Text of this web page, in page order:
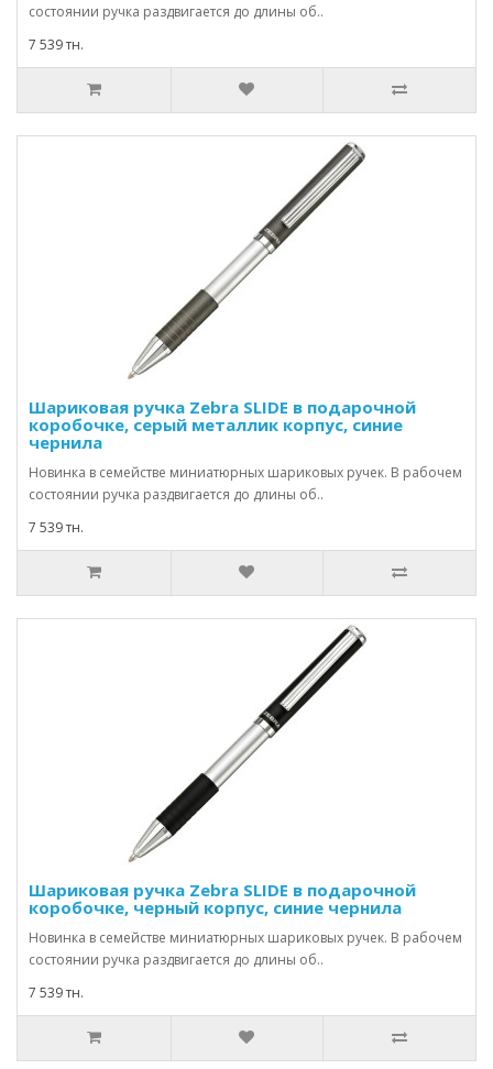
состоянии ручка раздвигается до длины об..
7 539 тн.
Шариковая ручка Zebra SLIDE в подарочной
коробочке, серый металлик корпус, синие
чернила
Новинка в семействе миниатюрных шариковых ручек. В рабочем
состоянии ручка раздвигается до длины об..
7 539 тн.
Шариковая ручка Zebra SLIDE в подарочной
коробочке, черный корпус, синие чернила
Новинка в семействе миниатюрных шариковых ручек. В рабочем
состоянии ручка раздвигается до длины об..
7 539 тн.